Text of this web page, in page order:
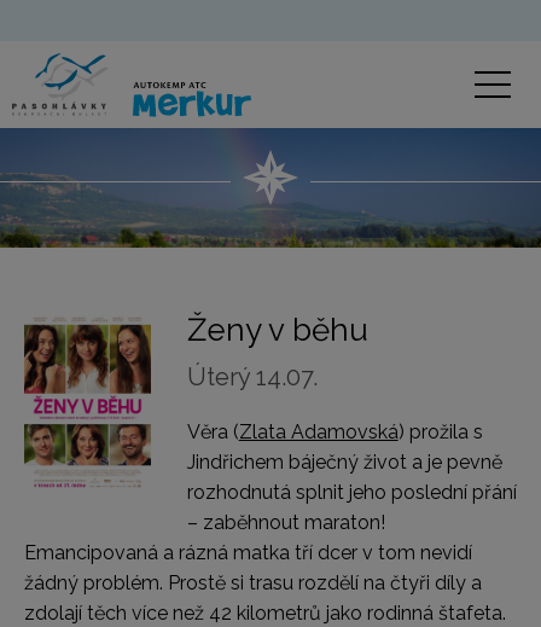
Ženy v běhu
Úterý 14.07.
Věra (Zlata Adamovská) prožila s
Jindřichem báječný život a je pevně
rozhodnutá splnit jeho poslední přání
– zaběhnout maraton!
Emancipovaná a rázná matka tří dcer v tom nevidí
žádný problém. Prostě si trasu rozdělí na čtyři díly a
zdolají těch více než 42 kilometrů jako rodinná štafeta.